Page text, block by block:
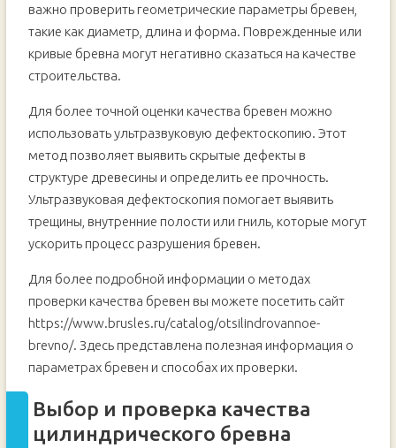
важно проверить геометрические параметры бревен,
такие как диаметр, длина и форма. Поврежденные или
кривые бревна могут негативно сказаться на качестве
строительства.
Для более точной оценки качества бревен можно
использовать ультразвуковую дефектоскопию. Этот
метод позволяет выявить скрытые дефекты в
структуре древесины и определить ее прочность.
Ультразвуковая дефектоскопия помогает выявить
трещины, внутренние полости или гниль, которые могут
ускорить процесс разрушения бревен.
Для более подробной информации о методах
проверки качества бревен вы можете посетить сайт
https://www.brusles.ru/catalog/otsilindrovannoe-
brevno/. Здесь представлена полезная информация о
параметрах бревен и способах их проверки.
Выбор и проверка качества
цилиндрического бревна